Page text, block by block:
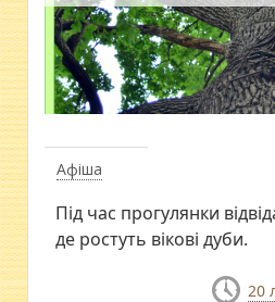
Афіша
Під час прогулянки
де ростуть вікові дуби.
20